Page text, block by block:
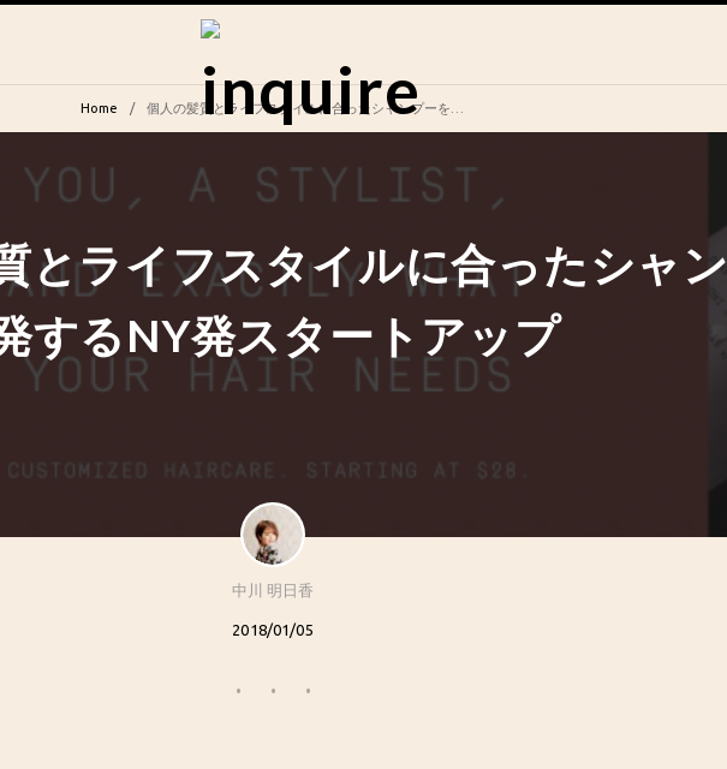
Home 個人の髪質とライフスタイルに合ったシャンプーを開発するNY発スタートアップ「Prose」
とライフスタイルに合ったシャン
するNY発スタートアップ
中川 明日香
2018/01/05